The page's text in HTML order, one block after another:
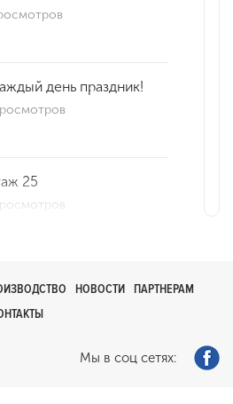
день праздник!
25
НОВОСТИ
ПАРТНЕРАМ
Мы в соц сетях: